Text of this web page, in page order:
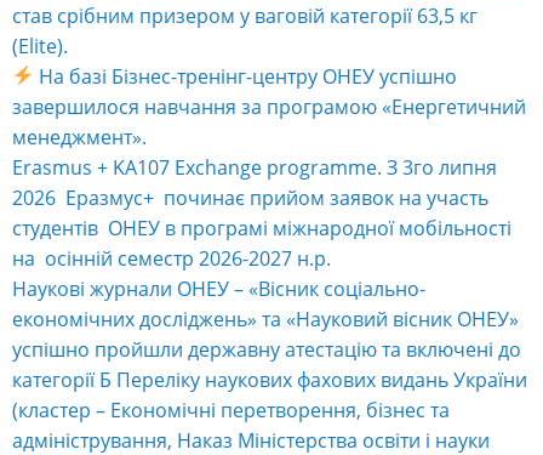
став срібним призером у ваговій категорії 63,5 кг
(Elite).
На базі Бізнес-тренінг-центру ОНЕУ успішно
завершилося навчання за програмою «Енергетичний
менеджмент».
Erasmus + KA107 Exchange programme. З 3го липня
2026 Еразмус+ починає прийом заявок на участь
студентів ОНЕУ в програмі міжнародної мобільності
на осінній семестр 2026-2027 н.р.
Наукові журнали ОНЕУ – «Вісник соціально-
економічних досліджень» та «Науковий вісник ОНЕУ»
успішно пройшли державну атестацію та включені до
категорії Б Переліку наукових фахових видань України
(кластер – Економічні перетворення, бізнес та
адміністрування, Наказ Міністерства освіти і науки